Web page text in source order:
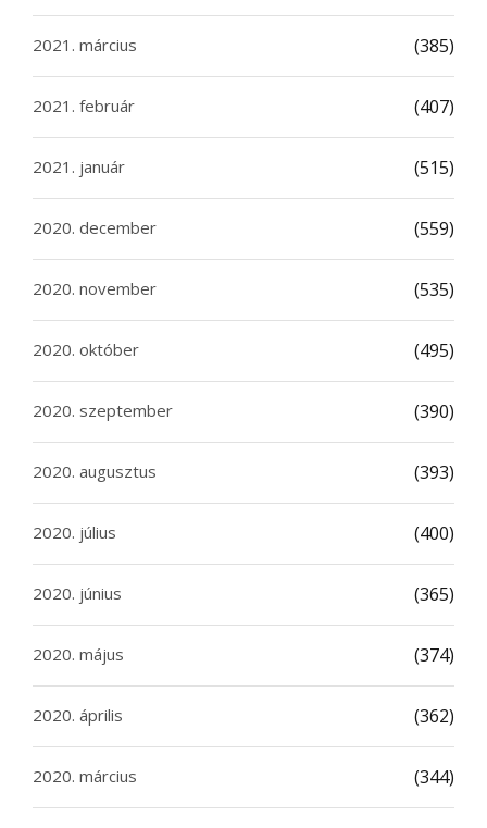
2021. március (385)
2021. február (407)
2021. január (515)
2020. december (559)
2020. november (535)
2020. október (495)
2020. szeptember (390)
2020. augusztus (393)
2020. július (400)
2020. június (365)
2020. május (374)
2020. április (362)
2020. március (344)